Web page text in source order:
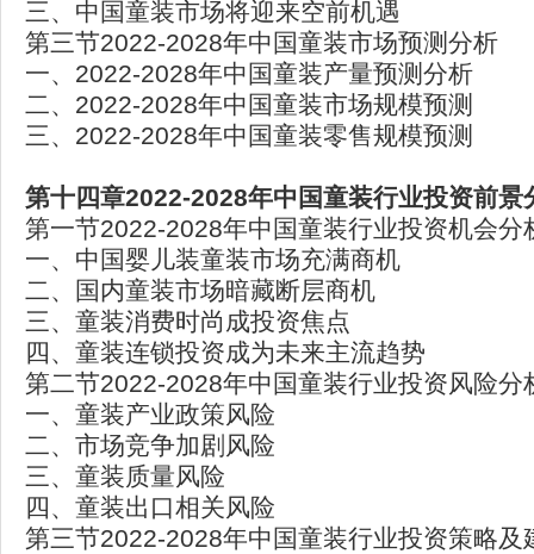
三、中国童装市场将迎来空前机遇
第三节2022-2028年中国童装市场预测分析
一、2022-2028年中国童装产量预测分析
二、2022-2028年中国童装市场规模预测
三、2022-2028年中国童装零售规模预测
第十四章2022-2028年中国童装行业投资前景
第一节2022-2028年中国童装行业投资机会分
一、中国婴儿装童装市场充满商机
二、国内童装市场暗藏断层商机
三、童装消费时尚成投资焦点
四、童装连锁投资成为未来主流趋势
第二节2022-2028年中国童装行业投资风险分
一、童装产业政策风险
二、市场竞争加剧风险
三、童装质量风险
四、童装出口相关风险
第三节2022-2028年中国童装行业投资策略及